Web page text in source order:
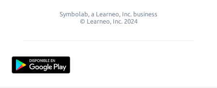
Symbolab, a Learneo, Inc. business
© Learneo, Inc. 2024